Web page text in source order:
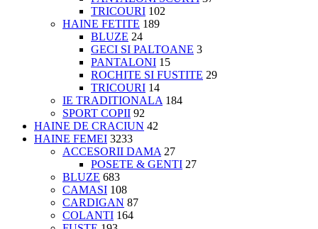
TRICOURI 102
HAINE FETITE 189
BLUZE 24
GECI SI PALTOANE 3
PANTALONI 15
ROCHITE SI FUSTITE 29
TRICOURI 14
IE TRADITIONALA 184
SPORT COPII 92
HAINE DE CRACIUN 42
HAINE FEMEI 3233
ACCESORII DAMA 27
POSETE & GENTI 27
BLUZE 683
CAMASI 108
CARDIGAN 87
COLANTI 164